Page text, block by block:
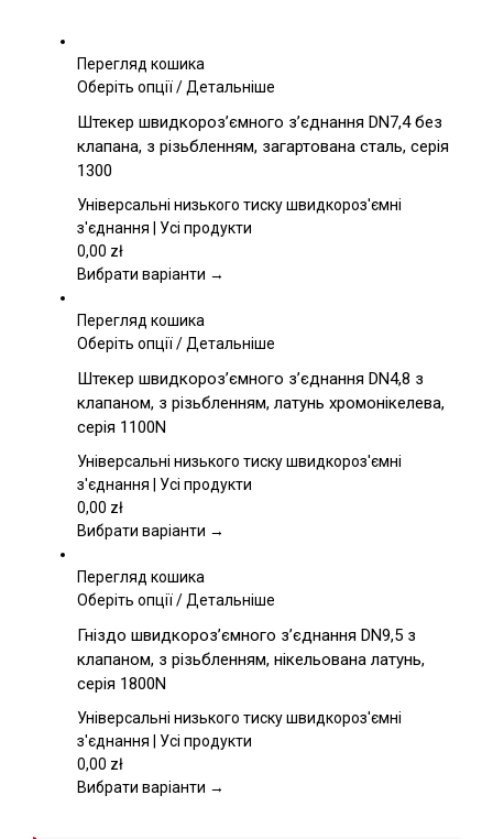
Перегляд кошика
Оберіть опціїЦей
має
кілька
Параметри
можна
на
товару
/Детальніше
Штекер швидкороз’ємного з’єднання DN7,4 без
клапана, з різьбленням, загартована сталь, серія
1300
Універсальні низького тиску швидкороз'ємні
з'єднання | Усі продукти
0,00 zł
Вибрати варіанти →
Перегляд кошика
Оберіть опціїЦей
має
кілька
Параметри
можна
на
товару
/Детальніше
Штекер швидкороз’ємного з’єднання DN4,8 з
клапаном, з різьбленням, латунь хромонікелева,
серія 1100N
Універсальні низького тиску швидкороз'ємні
з'єднання | Усі продукти
0,00 zł
Вибрати варіанти →
Перегляд кошика
Оберіть опціїЦей
має
кілька
Параметри
можна
на
/Детальніше
Гніздо швидкороз’ємного з’єднання DN9,5 з
клапаном, з різьбленням, нікельована латунь,
серія 1800N
Універсальні низького тиску швидкороз'ємні
з'єднання | Усі продукти
0,00 zł
Вибрати варіанти →